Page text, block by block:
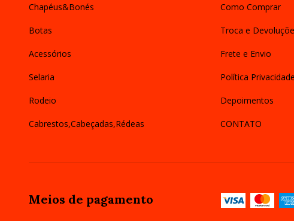
Chapéus&Bonés
Botas
Acessórios
Selaria
Rodeio
Cabrestos,Cabeçadas,Rédeas
Como Comprar
Troca e
Frete e Envio
Política Privacidade
Depoimentos
CONTATO
Meios de pagamento